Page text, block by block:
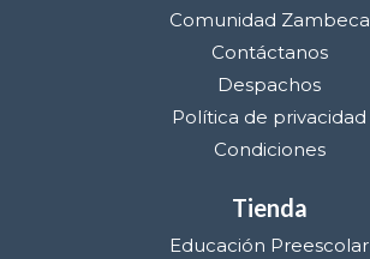
Comunidad Zambeca
Contáctanos
Despachos
Política de privacidad
Condiciones
Tienda
Educación Preescolar